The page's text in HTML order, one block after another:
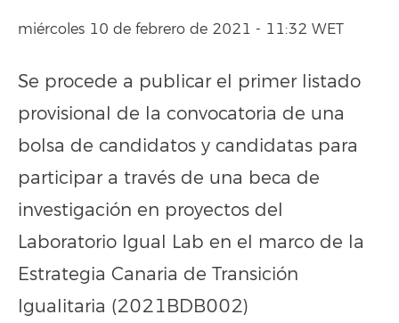
miércoles 10 de febrero de 2021 - 11:32 WET
Se procede a publicar el primer listado
provisional de la convocatoria de una
bolsa de candidatos y candidatas para
participar a través de una beca de
investigación en proyectos del
Laboratorio Igual Lab en el marco de la
Estrategia Canaria de Transición
Igualitaria (2021BDB002)